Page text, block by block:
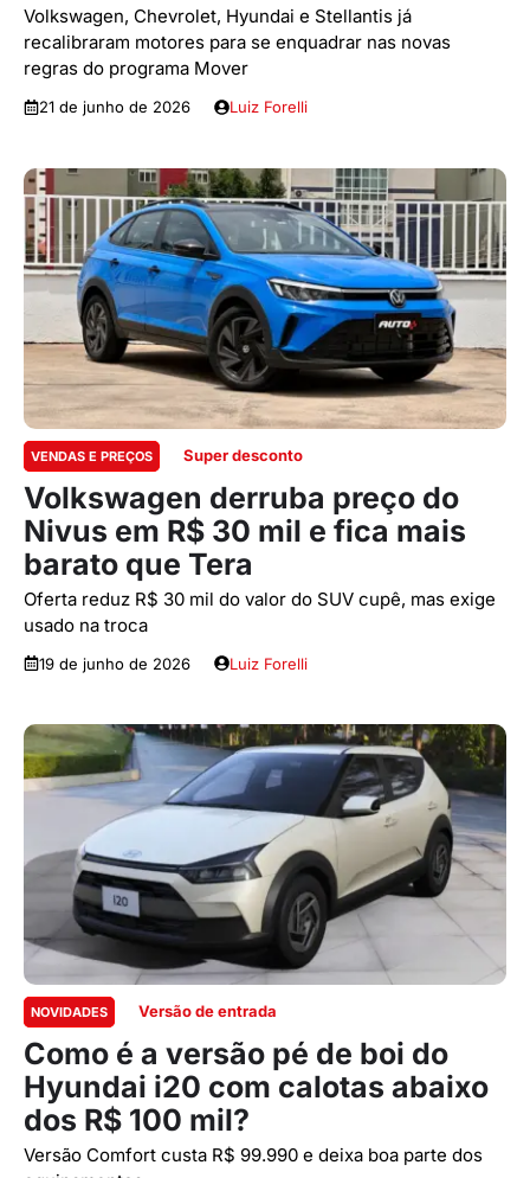
Volkswagen, Chevrolet, Hyundai e Stellantis já
recalibraram motores para se enquadrar nas novas
regras do programa Mover
21 de junho de 2026 Luiz Forelli
VENDAS E PREÇOS Super desconto
Volkswagen derruba preço do
Nivus em R$ 30 mil e fica mais
barato que Tera
Oferta reduz R$ 30 mil do valor do SUV cupê, mas exige
usado na troca
19 de junho de 2026 Luiz Forelli
NOVIDADES Versão de entrada
Como é a versão pé de boi do
Hyundai i20 com calotas abaixo
dos R$ 100 mil?
Versão Comfort custa R$ 99.990 e deixa boa parte dos